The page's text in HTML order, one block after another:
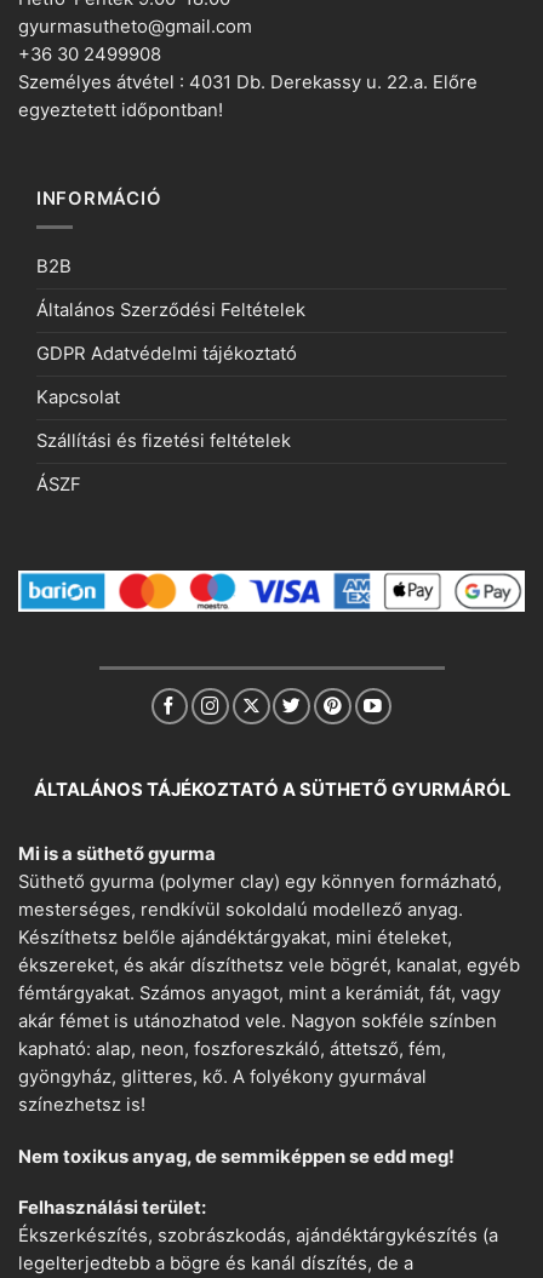
gyurmasutheto@gmail.com
+36 30 2499908
Személyes átvétel : 4031 Db. Derekassy u. 22.a. Előre
egyeztetett időpontban!
INFORMÁCIÓ
B2B
Általános Szerződési Feltételek
GDPR Adatvédelmi tájékoztató
Kapcsolat
Szállítási és fizetési feltételek
ÁSZF
ÁLTALÁNOS TÁJÉKOZTATÓ A SÜTHETŐ GYURMÁRÓL
Mi is a süthető gyurma
Süthető gyurma (polymer clay) egy könnyen formázható,
mesterséges, rendkívül sokoldalú modellező anyag.
Készíthetsz belőle ajándéktárgyakat, mini ételeket,
ékszereket, és akár díszíthetsz vele bögrét, kanalat, egyéb
fémtárgyakat. Számos anyagot, mint a kerámiát, fát, vagy
akár fémet is utánozhatod vele. Nagyon sokféle színben
kapható: alap, neon, foszforeszkáló, áttetsző, fém,
gyöngyház, glitteres, kő. A folyékony gyurmával
színezhetsz is!
Nem toxikus anyag, de semmiképpen se edd meg!
Felhasználási terület:
Ékszerkészítés, szobrászkodás, ajándéktárgykészítés (a
legelterjedtebb a bögre és kanál díszítés, de a